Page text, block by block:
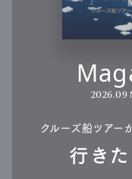
2026.09
クルーズ船ツアー
行き